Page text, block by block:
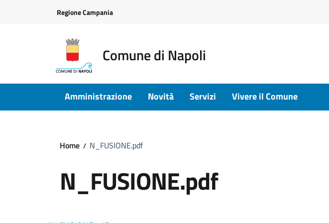
Regione Campania
Comune di Napoli
Amministrazione Novità Servizi Vivere il Comune
Home N_FUSIONE.pdf
N_FUSIONE.pdf